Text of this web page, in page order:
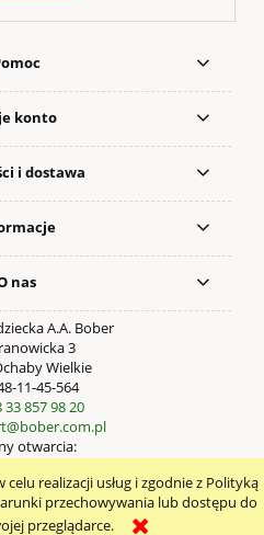
realizacji usług i zgodnie z Polityką
przechowywania lub dostępu do
przeglądarce.
konto
i dostawa
nas
A.A. Bober
3
Wielkie
11-45-564
33 857 98 20
otwarcia:
wersję strony